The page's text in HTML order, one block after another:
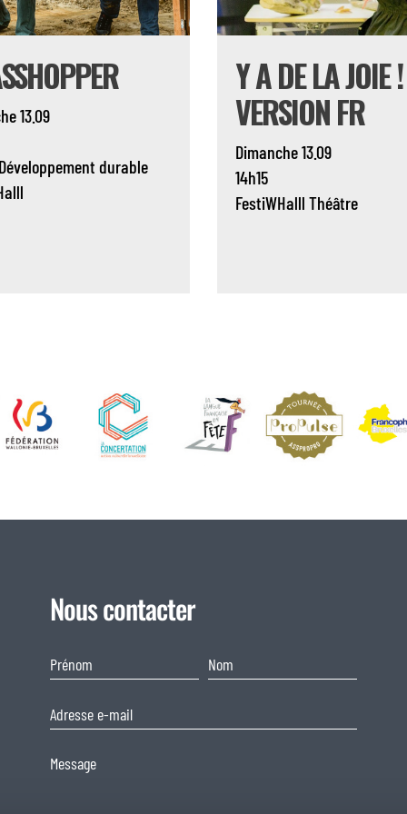
13.09
durable
Y A DE LA JOIE
VERSION FR
Dimanche 13.09
14h15
FestiWHalll Théâtre
Nous contacter